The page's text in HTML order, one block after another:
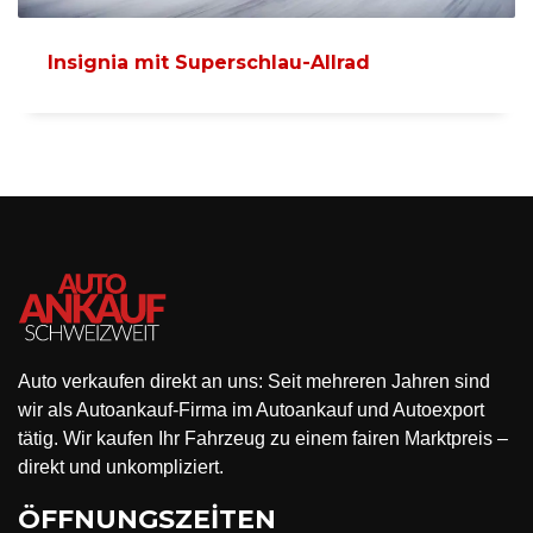
Insignia mit Superschlau-Allrad
Auto verkaufen direkt an uns: Seit mehreren Jahren sind
wir als Autoankauf-Firma im Autoankauf und Autoexport
tätig. Wir kaufen Ihr Fahrzeug zu einem fairen Marktpreis –
direkt und unkompliziert.
ÖFFNUNGSZEİTEN